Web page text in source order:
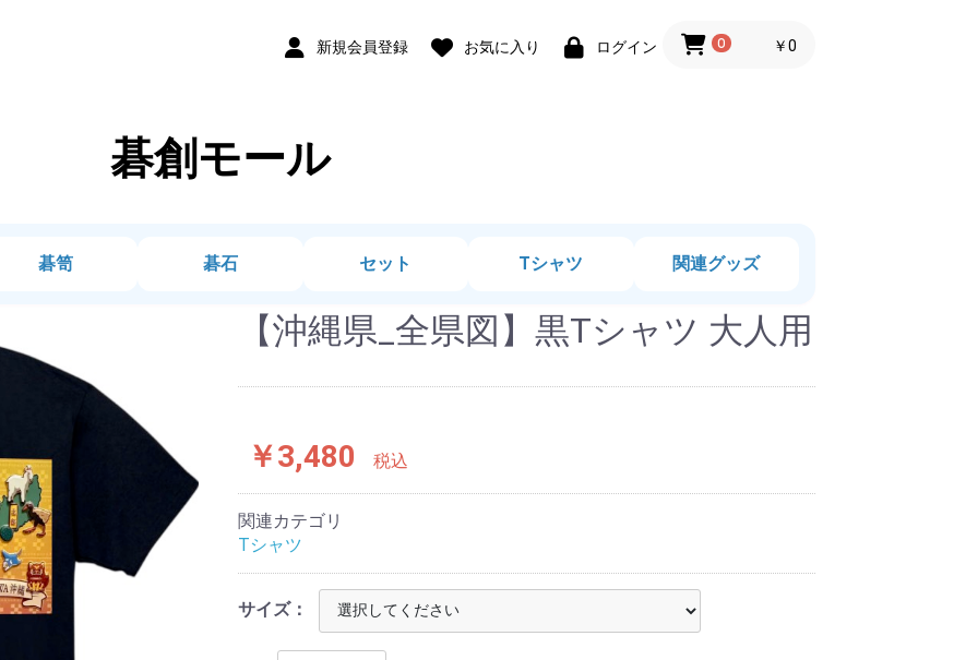
新規会員登録 お気に入り ログイン 0 ￥0
碁創モール
碁笥 碁石 セット Tシャツ 関連グッズ
【沖縄県_全県図】黒Tシャツ 大人用
￥3,480 税込
関連カテゴリ
Tシャツ
サイズ：